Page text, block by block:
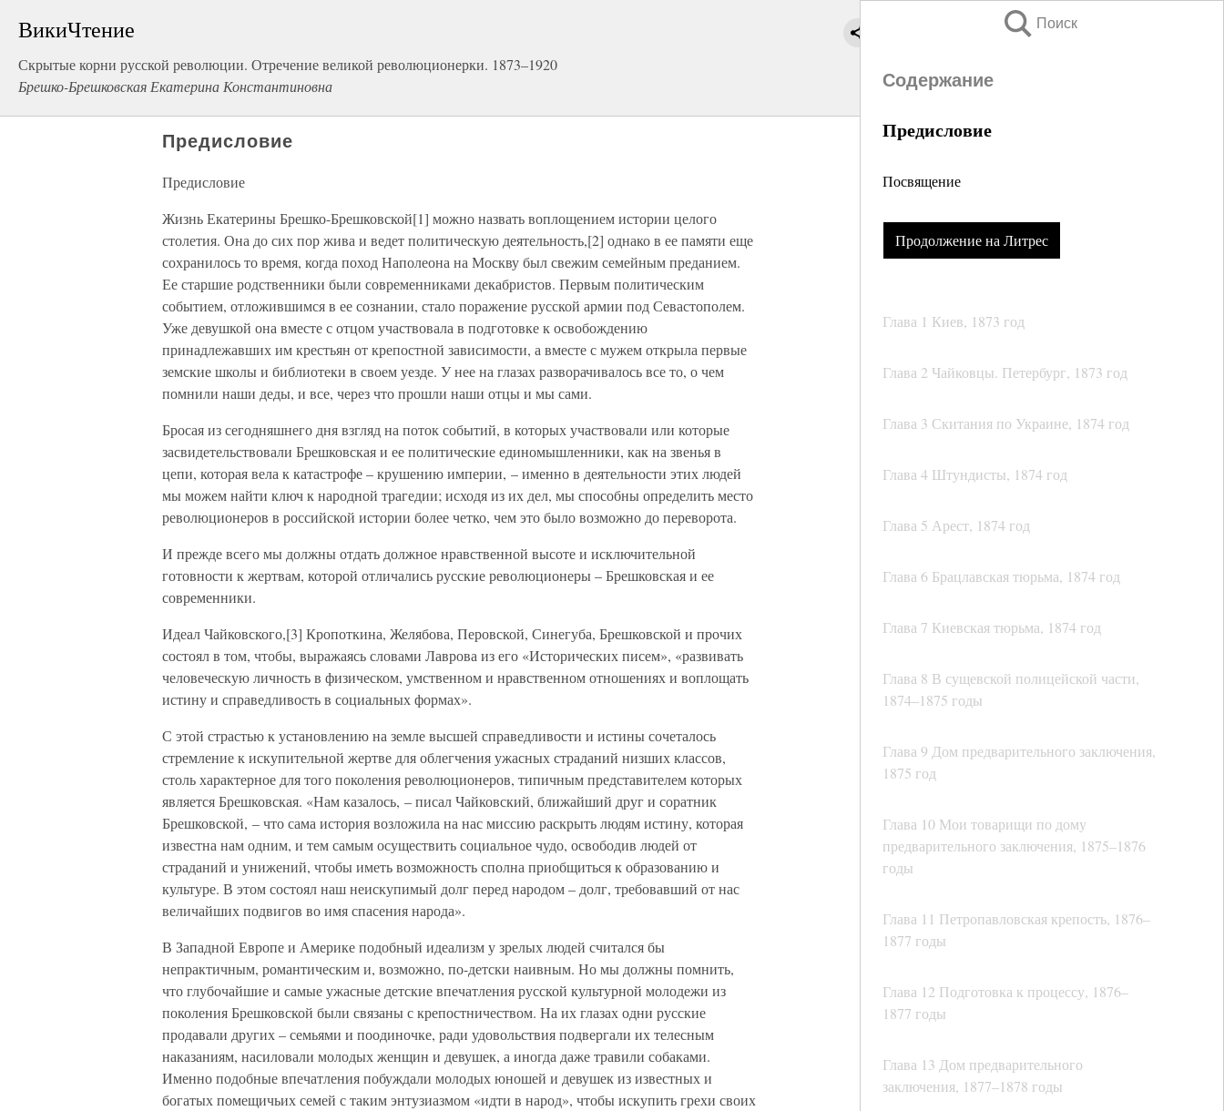
ВикиЧтение
Скрытые корни русской революции. Отречение великой революционерки. 1873–1920
Брешко-Брешковская Екатерина Константиновна
Поиск
Содержание
Предисловие
Посвящение
Продолжение на Литрес
Глава 1 Киев, 1873 год
Глава 2 Чайковцы. Петербург, 1873 год
Глава 3 Скитания по Украине, 1874 год
Глава 4 Штундисты, 1874 год
Глава 5 Арест, 1874 год
Глава 6 Брацлавская тюрьма, 1874 год
Глава 7 Киевская тюрьма, 1874 год
Глава 8 В сущевской полицейской части,
1874–1875 годы
Глава 9 Дом предварительного заключения,
1875 год
Глава 10 Мои товарищи по дому
предварительного заключения, 1875–1876
годы
Глава 11 Петропавловская крепость, 1876–
1877 годы
Глава 12 Подготовка к процессу, 1876–
1877 годы
Глава 13 Дом предварительного
заключения, 1877–1878 годы
Предисловие
Предисловие
Жизнь Екатерины Брешко-Брешковской[1] можно назвать воплощением истории целого
столетия. Она до сих пор жива и ведет политическую деятельность,[2] однако в ее памяти еще
сохранилось то время, когда поход Наполеона на Москву был свежим семейным преданием.
Ее старшие родственники были современниками декабристов. Первым политическим
событием, отложившимся в ее сознании, стало поражение русской армии под Севастополем.
Уже девушкой она вместе с отцом участвовала в подготовке к освобождению
принадлежавших им крестьян от крепостной зависимости, а вместе с мужем открыла первые
земские школы и библиотеки в своем уезде. У нее на глазах разворачивалось все то, о чем
помнили наши деды, и все, через что прошли наши отцы и мы сами.
Бросая из сегодняшнего дня взгляд на поток событий, в которых участвовали или которые
засвидетельствовали Брешковская и ее политические единомышленники, как на звенья в
цепи, которая вела к катастрофе – крушению империи, – именно в деятельности этих людей
мы можем найти ключ к народной трагедии; исходя из их дел, мы способны определить место
революционеров в российской истории более четко, чем это было возможно до переворота.
И прежде всего мы должны отдать должное нравственной высоте и исключительной
готовности к жертвам, которой отличались русские революционеры – Брешковская и ее
современники.
Идеал Чайковского,[3] Кропоткина, Желябова, Перовской, Синегуба, Брешковской и прочих
состоял в том, чтобы, выражаясь словами Лаврова из его «Исторических писем», «развивать
человеческую личность в физическом, умственном и нравственном отношениях и воплощать
истину и справедливость в социальных формах».
С этой страстью к установлению на земле высшей справедливости и истины сочеталось
стремление к искупительной жертве для облегчения ужасных страданий низших классов,
столь характерное для того поколения революционеров, типичным представителем которых
является Брешковская. «Нам казалось, – писал Чайковский, ближайший друг и соратник
Брешковской, – что сама история возложила на нас миссию раскрыть людям истину, которая
известна нам одним, и тем самым осуществить социальное чудо, освободив людей от
страданий и унижений, чтобы иметь возможность сполна приобщиться к образованию и
культуре. В этом состоял наш неискупимый долг перед народом – долг, требовавший от нас
величайших подвигов во имя спасения народа».
В Западной Европе и Америке подобный идеализм у зрелых людей считался бы
непрактичным, романтическим и, возможно, по-детски наивным. Но мы должны помнить,
что глубочайшие и самые ужасные детские впечатления русской культурной молодежи из
поколения Брешковской были связаны с крепостничеством. На их глазах одни русские
продавали других – семьями и поодиночке, ради удовольствия подвергали их телесным
наказаниям, насиловали молодых женщин и девушек, а иногда даже травили собаками.
Именно подобные впечатления побуждали молодых юношей и девушек из известных и
богатых помещичьих семей с таким энтузиазмом «идти в народ», чтобы искупить грехи своих